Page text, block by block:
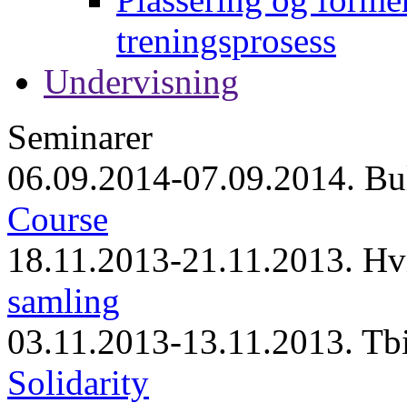
treningsprosess
Undervisning
Seminarer
06.09.2014-07.09.2014.
Course
18.11.2013-21.11.2013.
samling
03.11.2013-13.11.2013.
Solidarity